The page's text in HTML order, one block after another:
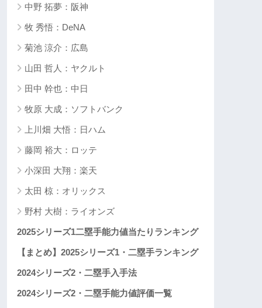
中野 拓夢：阪神
牧 秀悟：DeNA
菊池 涼介：広島
山田 哲人：ヤクルト
田中 幹也：中日
牧原 大成：ソフトバンク
上川畑 大悟：日ハム
藤岡 裕大：ロッテ
小深田 大翔：楽天
太田 椋：オリックス
野村 大樹：ライオンズ
2025シリーズ1二塁手能力値当たりランキング
【まとめ】2025シリーズ1・二塁手ランキング
2024シリーズ2・二塁手入手法
2024シリーズ2・二塁手能力値評価一覧